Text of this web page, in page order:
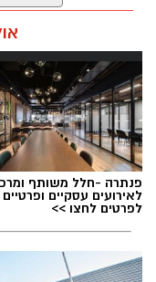
ניסיון ויכולת
יכולת
ואירועי תוכן.
חשיבה
יחסי אנוש
תגים:משרד
ההחלקות
פנתרה -חלל משותף
לאירועים עסקיים ופרטיים
לפרטים לחצו >>